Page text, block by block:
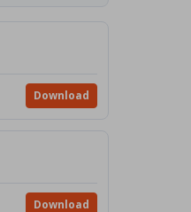
Download
Download